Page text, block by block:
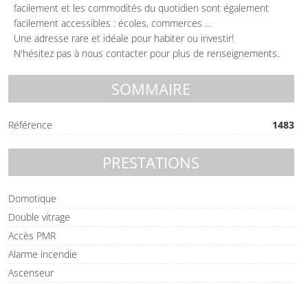
facilement et les commodités du quotidien sont également
facilement accessibles : écoles, commerces ...
Une adresse rare et idéale pour habiter ou investir!
N'hésitez pas à nous contacter pour plus de renseignements.
SOMMAIRE
Référence 1483
PRESTATIONS
Domotique
Double vitrage
Accès PMR
Alarme incendie
Ascenseur